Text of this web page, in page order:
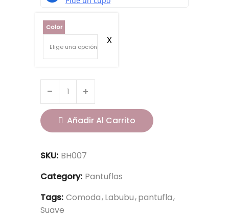
Color
Añadir Al Carrito
SKU: BH007
Category: Pantuflas
Tags: Comoda Labubu pantufla
Suave